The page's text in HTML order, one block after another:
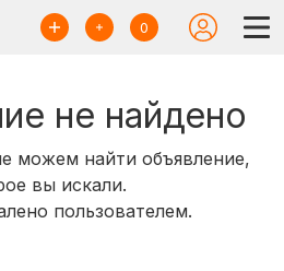
0
не найдено
можем найти объявление,
вы искали.
пользователем.